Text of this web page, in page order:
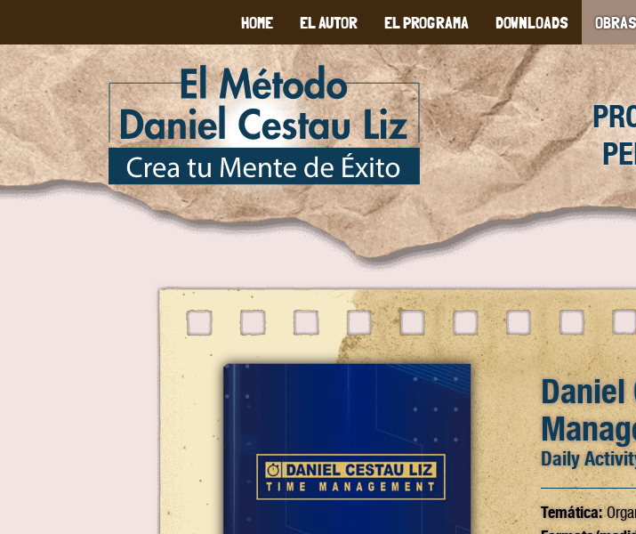
HOME EL AUTOR EL PROGRAMA DOWNLOADS OBRAS
Daniel
Daily
Temática: